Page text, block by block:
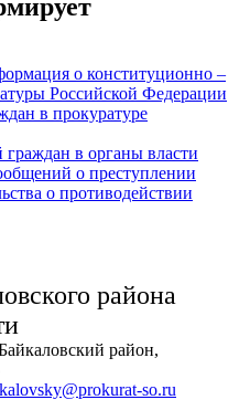
о конституционно –
Российской Федерации
в прокуратуре
в органы власти
о преступлении
о противодействии
района
район,
so.ru